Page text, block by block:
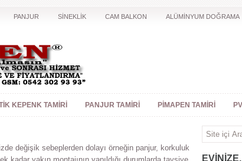
PANJUR SİNEKLİK CAM BALKON ALÜMİNYUM DOĞRAMA
KEPENK TAMIRI PANJUR TAMIRI PIMAPEN TAMIRI
değişik sebeplerden dolayı örneğin panjur, korkuluk